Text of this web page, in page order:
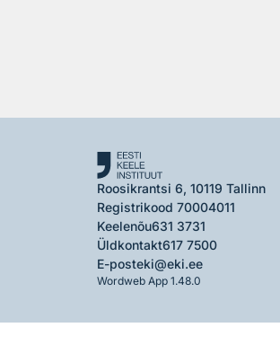
Roosikrantsi 6, 10119 Tallinn
Registrikood 70004011
Keelenõu631 3731
Üldkontakt617 7500
E-posteki@eki.ee
Wordweb App 1.48.0